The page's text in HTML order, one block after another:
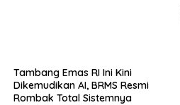
Tambang Emas RI Ini Kini
Dikemudikan AI, BRMS Resmi
Rombak Total Sistemnya